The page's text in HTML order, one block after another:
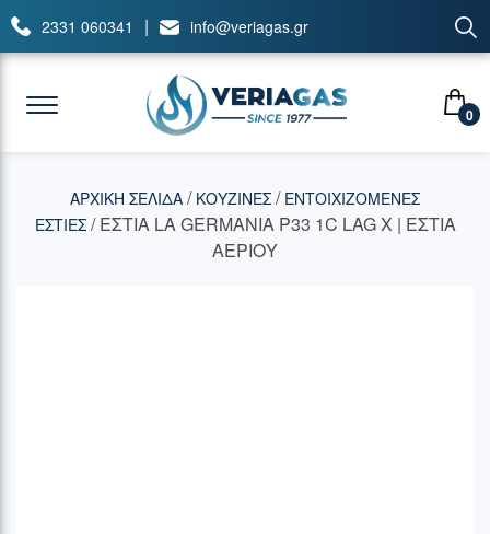
2331 060341 | info@veriagas.gr
0
ΑΡΧΙΚΉ ΣΕΛΊΔΑ / ΚΟΥΖΙΝΕΣ / ΕΝΤΟΙΧΙΖΟΜΕΝΕΣ
ΕΣΤΙΕΣ/ ΕΣΤΙΑ LA GERMANIA P33 1C LAG X | ΕΣΤΙΑ
ΑΕΡΙΟΥ